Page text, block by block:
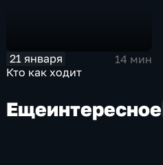
21 января
14 мин
Кто как ходит
Ещеинтересное